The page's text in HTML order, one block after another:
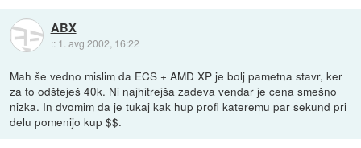
ABX
:: 1. avg 2002, 16:22
Mah še vedno mislim da ECS + AMD XP je bolj pametna stavr, ker
za to odšteješ 40k. Ni najhitrejša zadeva vendar je cena smešno
nizka. In dvomim da je tukaj kak hup profi kateremu par sekund pri
delu pomenijo kup $$.